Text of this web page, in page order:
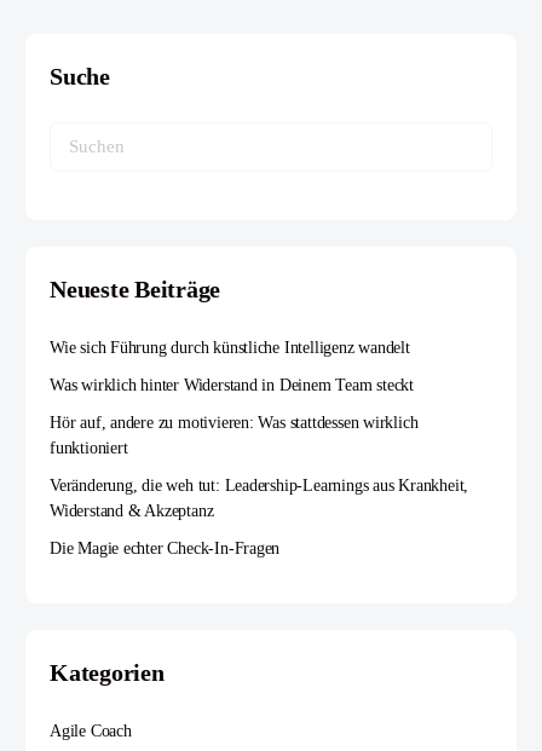
Suche
Suchen
Neueste Beiträge
Wie sich Führung durch künstliche Intelligenz wandelt
Was wirklich hinter Widerstand in Deinem Team steckt
Hör auf, andere zu motivieren: Was stattdessen wirklich
funktioniert
Veränderung, die weh tut: Leadership-Learnings aus Krankheit,
Widerstand & Akzeptanz
Die Magie echter Check-In-Fragen
Kategorien
Agile Coach